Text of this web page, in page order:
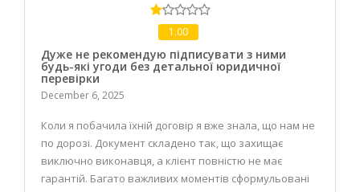
1.00
Дуже не рекомендую підписувати з ними
будь-які угоди без детальної юридичної
перевірки
December 6, 2025
Коли я побачила їхній договір я вже знала, що нам не
по дорозі. Документ складено так, що захищає
виключно виконавця, а клієнт повністю не має
гарантій. Багато важливих моментів сформульовані